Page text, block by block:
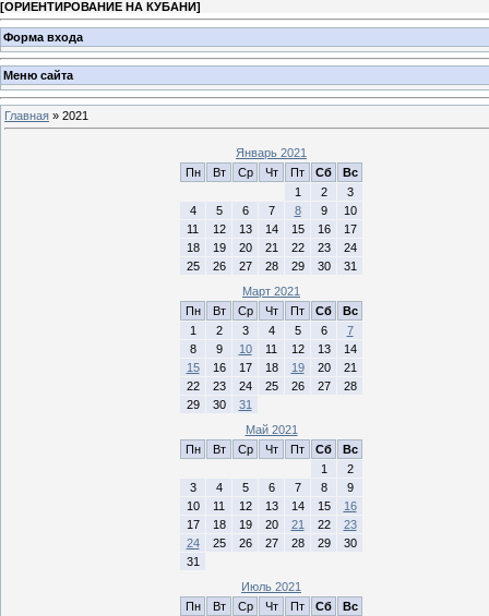
[ОРИЕНТИРОВАНИЕ НА КУБАНИ]
Форма входа
Меню сайта
Главная » 2021
Январь 2021
Пн
Вт Ср Чт Пт Сб
Вс
1
2
3
4
5 6 7 8 9
10
11
12 13 14 15 16
17
18
19 20 21 22 23
24
25
26 27 28 29 30
31
Март 2021
Пн
Вт Ср Чт Пт Сб
Вс
1
2 3 4 5 6
7
8
9 10 11 12 13
14
15
16 17 18 19 20
21
22
23 24 25 26 27
28
29
30
31
Май 2021
Пн
Вт Ср Чт Пт Сб
Вс
1
2
3
4 5 6 7 8
9
10
11 12 13 14 15
16
17
18 19 20 21 22
23
24
25 26 27 28 29
30
31
Июль 2021
Пн
Вт Ср Чт Пт Сб
Вс